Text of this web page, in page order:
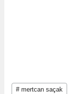
# mertcan saçak